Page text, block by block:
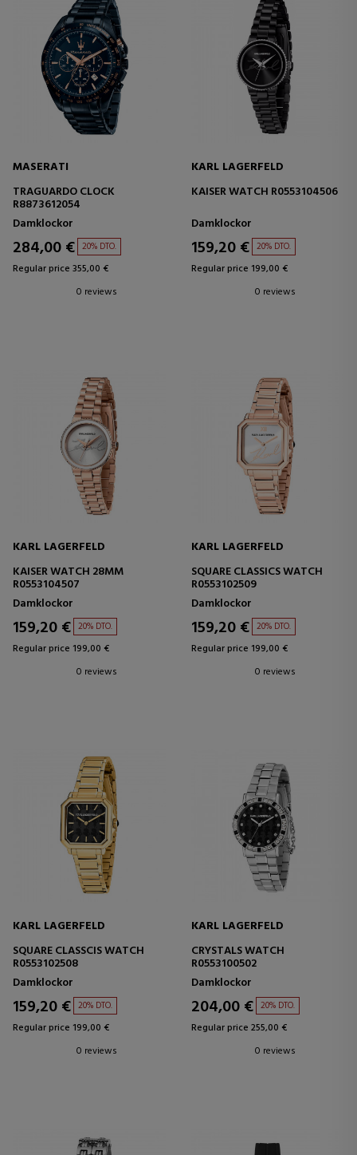
MASERATI
TRAGUARDO CLOCK
R8873612054
Damklockor
284,00 € 20% DTO.
Regular price 355,00 €
0 reviews
KARL LAGERFELD
KAISER WATCH R0553104506
Damklockor
159,20 € 20% DTO.
Regular price 199,00 €
0 reviews
KARL LAGERFELD
KAISER WATCH 28MM
R0553104507
Damklockor
159,20 € 20% DTO.
Regular price 199,00 €
0 reviews
KARL LAGERFELD
SQUARE CLASSICS WATCH
R0553102509
Damklockor
159,20 € 20% DTO.
Regular price 199,00 €
0 reviews
KARL LAGERFELD
SQUARE CLASSCIS WATCH
R0553102508
Damklockor
159,20 € 20% DTO.
Regular price 199,00 €
0 reviews
KARL LAGERFELD
CRYSTALS WATCH
R0553100502
Damklockor
204,00 € 20% DTO.
Regular price 255,00 €
0 reviews